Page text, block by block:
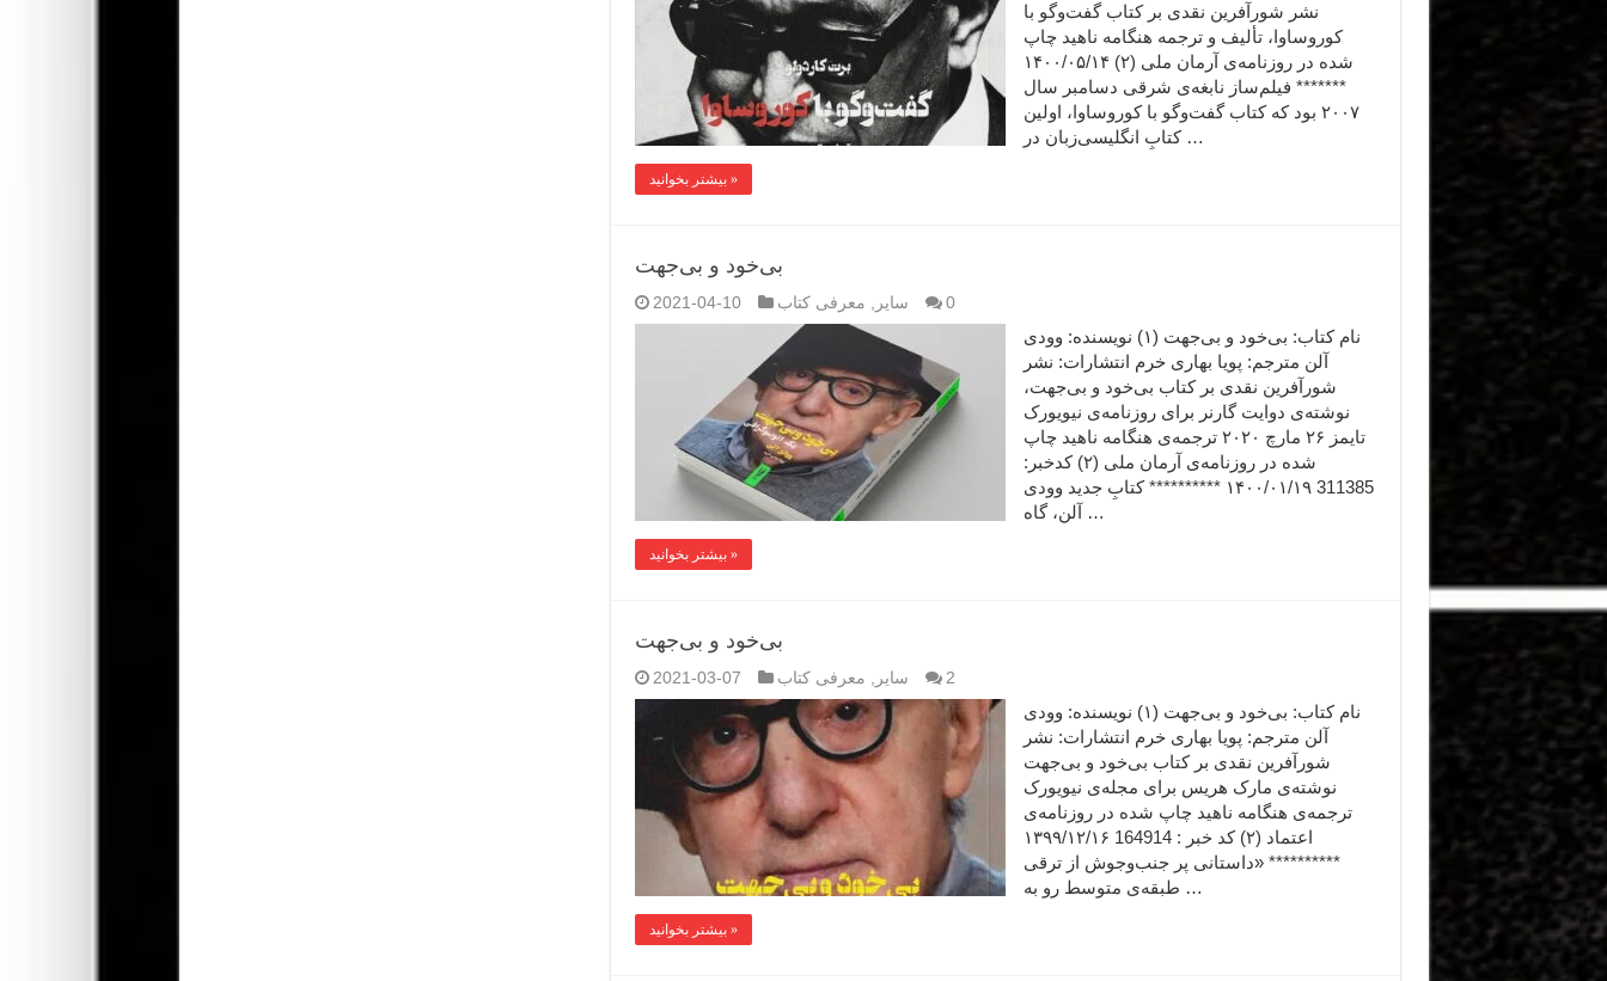
نشر شورآفرین نقدی بر کتاب گفت‌وگو با
کوروساوا، تألیف و ترجمه هنگامه ناهید چاپ
شده در روزنامه‌ی آرمان ملی (۲) ۱۴۰۰/۰۵/۱۴
******* فیلم‌ساز نابغه‌ی شرقی دسامبر سال
۲۰۰۷ بود که کتاب گفت‌وگو با کوروساوا، اولین
کتابِ انگلیسی‌زبان در …
بیشتر بخوانید »
بی‌خود و بی‌جهت
2021-04-10 سایر معرفی کتاب 0
نام کتاب: بی‌خود و بی‌جهت (۱) نویسنده: وودی
آلن مترجم: پویا بهاری خرم انتشارات: نشر
شورآفرین نقدی بر کتاب بی‌خود و بی‌جهت،
نوشته‌ی دوایت گارنر برای روزنامه‌ی نیویورک
تایمز ۲۶ مارچ ۲۰۲۰ ترجمه‌ی هنگامه ناهید چاپ
شده در روزنامه‌ی آرمان ملی (۲) کدخبر:
311385 ۱۴۰۰/۰۱/۱۹ ********** کتابِ جدید وودی
آلن، گاه …
بیشتر بخوانید »
بی‌خود و بی‌جهت
2021-03-07 سایر معرفی کتاب 2
نام کتاب: بی‌خود و بی‌جهت (۱) نویسنده: وودی
آلن مترجم: پویا بهاری خرم انتشارات: نشر
شورآفرین نقدی بر کتاب بی‌خود و بی‌جهت
نوشته‌ی مارک هریس برای مجله‌ی نیویورک
ترجمه‌ی هنگامه ناهید چاپ شده در روزنامه‌ی
اعتماد (۲) کد خبر : 164914 ۱۳۹۹/۱۲/۱۶
********** «داستانی پر جنب‌وجوش از ترقی
طبقه‌ی متوسط رو به …
بیشتر بخوانید »